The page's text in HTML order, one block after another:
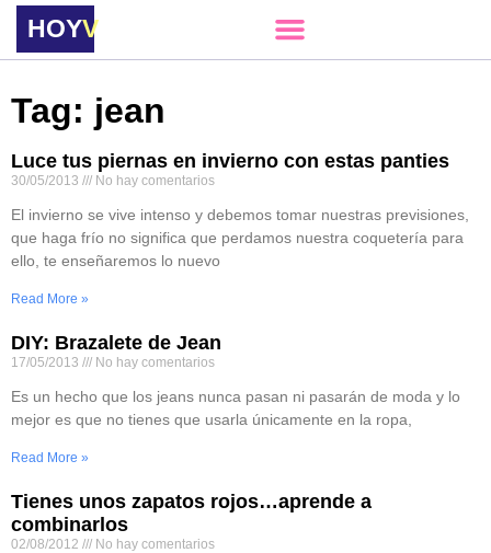
HOYVERE
Tag: jean
Luce tus piernas en invierno con estas panties
30/05/2013 No hay comentarios
El invierno se vive intenso y debemos tomar nuestras previsiones,
que haga frío no significa que perdamos nuestra coquetería para
ello, te enseñaremos lo nuevo
Read More »
DIY: Brazalete de Jean
17/05/2013 No hay comentarios
Es un hecho que los jeans nunca pasan ni pasarán de moda y lo
mejor es que no tienes que usarla únicamente en la ropa,
Read More »
Tienes unos zapatos rojos…aprende a
combinarlos
02/08/2012 No hay comentarios